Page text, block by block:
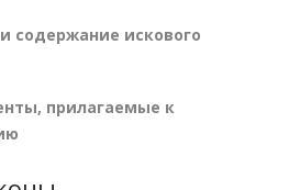
содержание искового
прилагаемые к